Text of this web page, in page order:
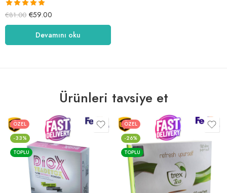
5 üzerinden
5.00oy aldı
€81.00 €59.00
Devamını oku
Ürünleri tavsiye et
ÖZEL
-33%
TOPLU
ÖZEL
-26%
TOPLU